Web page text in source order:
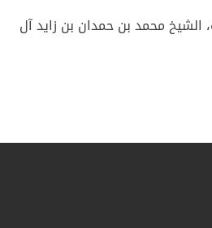
الشيخ محمد بن حمدان بن زايد آل